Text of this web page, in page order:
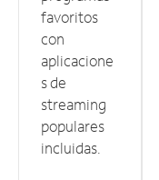
favoritos
con
aplicacione
s de
streaming
populares
incluidas.